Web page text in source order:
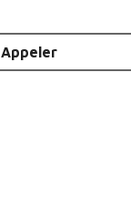
Appeler